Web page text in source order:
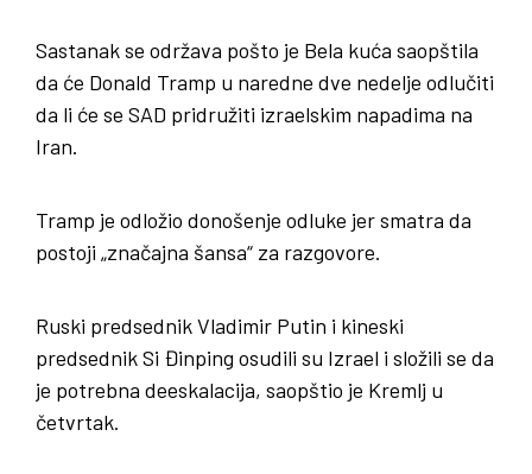
Sastanak se održava pošto je Bela kuća saopštila
da će Donald Tramp u naredne dve nedelje odlučiti
da li će se SAD pridružiti izraelskim napadima na
Iran.
Tramp je odložio donošenje odluke jer smatra da
postoji „značajna šansa“ za razgovore.
Ruski predsednik Vladimir Putin i kineski
predsednik Si Đinping osudili su Izrael i složili se da
je potrebna deeskalacija, saopštio je Kremlj u
četvrtak.